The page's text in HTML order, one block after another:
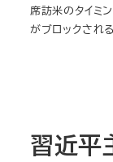
席訪米のタイミ
がブロックされる
習近平